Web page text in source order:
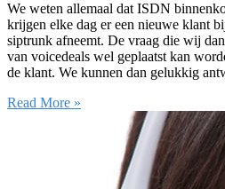
We weten allemaal dat ISDN
krijgen elke dag er een nieuwe klant
siptrunk afneemt. De vraag die wij
van voicedeals wel geplaatst kan
de klant. We kunnen dan gelukkig
Read More »